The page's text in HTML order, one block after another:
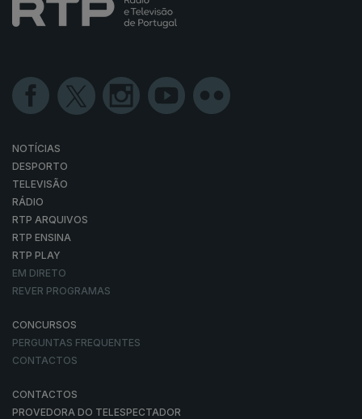
NOTÍCIAS
DESPORTO
TELEVISÃO
RÁDIO
RTP ARQUIVOS
RTP ENSINA
RTP PLAY
EM DIRETO
REVER PROGRAMAS
CONCURSOS
PERGUNTAS FREQUENTES
CONTACTOS
CONTACTOS
PROVEDORA DO TELESPECTADOR